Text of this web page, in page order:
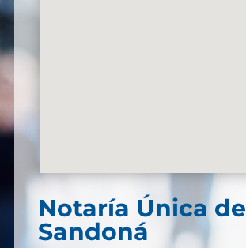
Notaría Única de
Sandoná